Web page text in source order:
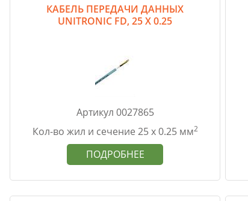
КАБЕЛЬ ПЕРЕДАЧИ ДАННЫХ
UNITRONIC FD, 25 Х 0.25
Артикул 0027865
Кол-во жил и сечение 25 х 0.25 мм2
ПОДРОБНЕЕ